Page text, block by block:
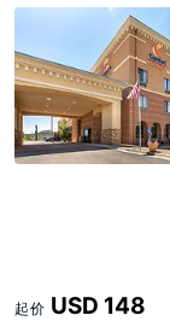
起价 USD 148